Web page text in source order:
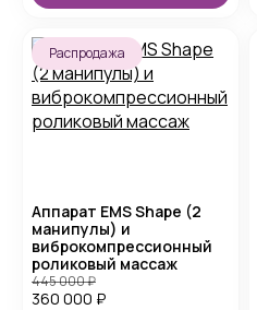
Распродажа
Аппарат EMS Shape (2
манипулы) и
виброкомпрессионный
роликовый массаж
360 000 ₽
445 000₽